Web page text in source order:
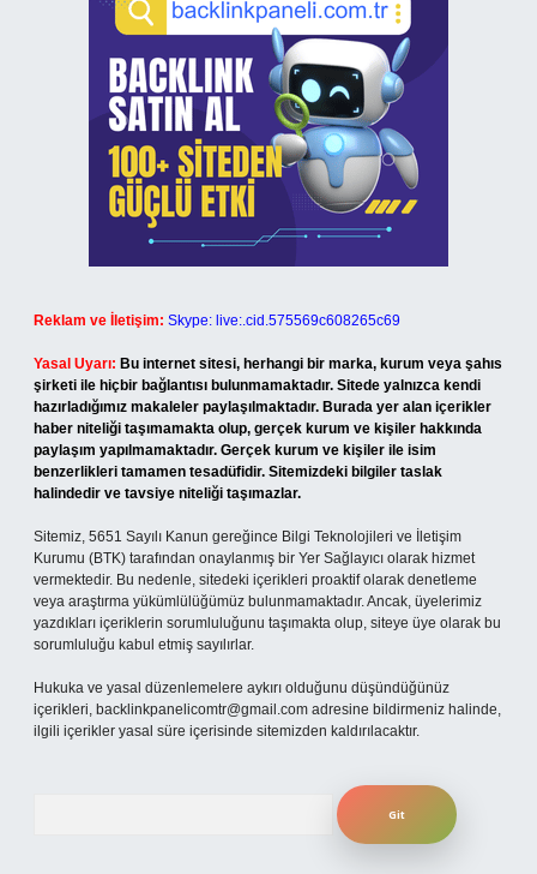
Reklam ve İletişim: Skype: live:.cid.575569c608265c69
Yasal Uyarı: Bu internet sitesi, herhangi bir marka, kurum veya şahıs
şirketi ile hiçbir bağlantısı bulunmamaktadır. Sitede yalnızca kendi
hazırladığımız makaleler paylaşılmaktadır. Burada yer alan içerikler
haber niteliği taşımamakta olup, gerçek kurum ve kişiler hakkında
paylaşım yapılmamaktadır. Gerçek kurum ve kişiler ile isim
benzerlikleri tamamen tesadüfidir. Sitemizdeki bilgiler taslak
halindedir ve tavsiye niteliği taşımazlar.
Sitemiz, 5651 Sayılı Kanun gereğince Bilgi Teknolojileri ve İletişim
Kurumu (BTK) tarafından onaylanmış bir Yer Sağlayıcı olarak hizmet
vermektedir. Bu nedenle, sitedeki içerikleri proaktif olarak denetleme
veya araştırma yükümlülüğümüz bulunmamaktadır. Ancak, üyelerimiz
yazdıkları içeriklerin sorumluluğunu taşımakta olup, siteye üye olarak bu
sorumluluğu kabul etmiş sayılırlar.
Hukuka ve yasal düzenlemelere aykırı olduğunu düşündüğünüz
içerikleri, backlinkpanelicomtr@gmail.com adresine bildirmeniz halinde,
ilgili içerikler yasal süre içerisinde sitemizden kaldırılacaktır.